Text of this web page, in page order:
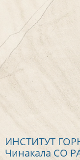
Перейти к основному
ИНСТИТУТ
Чинакала СО